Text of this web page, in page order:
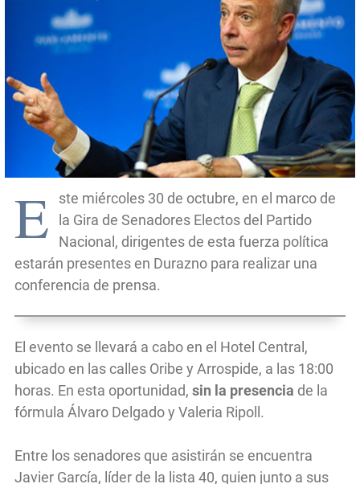
E
ste miércoles 30 de octubre, en el marco de
la Gira de Senadores Electos del Partido
Nacional, dirigentes de esta fuerza política
estarán presentes en Durazno para realizar una
conferencia de prensa.
El evento se llevará a cabo en el Hotel Central,
ubicado en las calles Oribe y Arrospide, a las 18:00
horas. En esta oportunidad, sin la presencia de la
fórmula Álvaro Delgado y Valeria Ripoll.
Entre los senadores que asistirán se encuentra
Javier García, líder de la lista 40, quien junto a sus